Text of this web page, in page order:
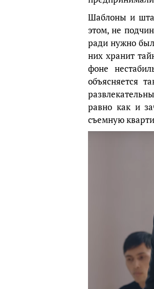
Шаблоны и
этом, не
ради нужно
них хранит
фоне
объясняется
равно как и
съемную